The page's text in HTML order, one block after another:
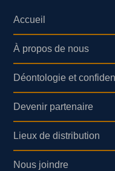
Accueil
À propos de nous
Déontologie et
Devenir partenaire
Lieux de distribution
Nous joindre